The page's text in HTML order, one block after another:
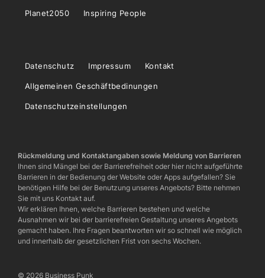
Planet2050 Inspiring People
Datenschutz Impressum Kontakt
Allgemeinen Geschäftbedinungen
Datenschutzeinstellungen
Rückmeldung und Kontaktangaben sowie Meldung von Barrieren
Ihnen sind Mängel bei der Barrierefreiheit oder hier nicht aufgeführte
Barrieren in der Bedienung der Website oder Apps aufgefallen? Sie
benötigen Hilfe bei der Benutzung unseres Angebots? Bitte nehmen
Sie mit uns Kontakt auf.
Wir erklären Ihnen, welche Barrieren bestehen und welche
Ausnahmen wir bei der barrierefreien Gestaltung unseres Angebots
gemacht haben. Ihre Fragen beantworten wir so schnell wie möglich
und innerhalb der gesetzlichen Frist von sechs Wochen.
© 2026 Business Punk